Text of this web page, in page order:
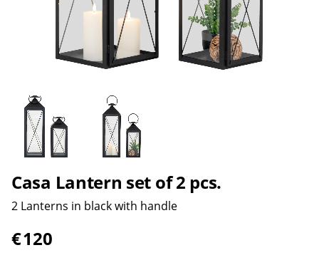
Casa Lantern set of 2 pcs.
2 Lanterns in black with handle
€120